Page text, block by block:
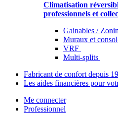
Climatisation
professionnels et
Gainables /
Muraux et
VRF
Multi-splits
Fabricant de confort depuis
Les aides financières pour
Me connecter
Professionnel